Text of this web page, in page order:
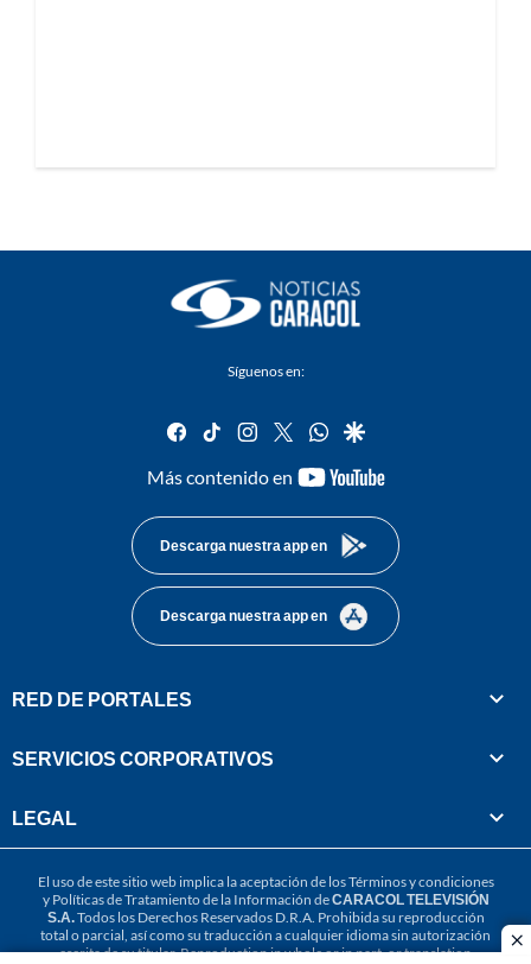
Síguenos en:
facebook
tiktok instagram
twitterwhatsapp
google
Más contenido en
youtube-
Descarga nuestra app en
Descarga nuestra app en
RED DE PORTALES
SERVICIOS CORPORATIVOS
LEGAL
El uso de este sitio web implica la aceptación de losTérminos y condiciones
y Políticas de Tratamiento de la Información deCARACOL TELEVISIÓN
S.A.Todos los Derechos Reservados D.R.A. Prohibida su reproducción
total o parcial, así como su traducción a cualquier idioma sin autorización
escrita de su titular. Reproduction in whole or in part, or translation